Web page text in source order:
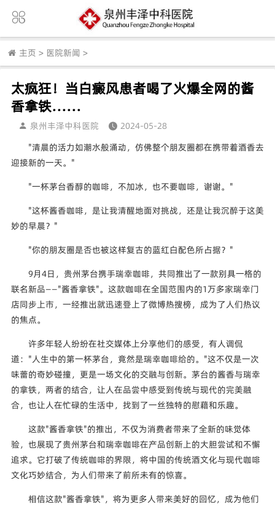
主页 > 医院新闻 >
太疯狂！当白癜风患者喝了火爆全网的酱
香拿铁……
泉州丰泽中科医院
2024-05-28
"清晨的活力如潮水般涌动，仿佛整个朋友圈都在携带着酒香去
迎接新的一天。"
"一杯茅台香醇的咖啡，不加冰，也不要咖啡，谢谢。"
"这杯酱香咖啡，是让我清醒地面对挑战，还是让我沉醉于这美
妙的早晨？"
"你的朋友圈是否也被这样复古的蓝红白配色所占据？"
9月4日，贵州茅台携手瑞幸咖啡，共同推出了一款别具一格的
联名新品——"酱香拿铁"。这款咖啡在全国范围内的1万多家瑞幸门
店同步上市，一经推出就迅速登上了微博热搜榜，成为了人们热议
的焦点。
许多年轻人纷纷在社交媒体上分享他们的感受，有人调侃
道："人生中的第一杯茅台，竟然是瑞幸咖啡给的。"这不仅是一次
味蕾的奇妙碰撞，更是一场文化的交融与创新。茅台的酱香与瑞幸
的拿铁，两者的结合，让人在品尝中感受到传统与现代的完美融
合，也让人在忙碌的生活中，找到了一丝独特的慰藉和乐趣。
这款"酱香拿铁"的推出，不仅为消费者带来了全新的味觉体
验，也展现了贵州茅台和瑞幸咖啡在产品创新上的大胆尝试和不懈
追求。它打破了传统咖啡的界限，将中国的传统酒文化与现代咖啡
文化巧妙结合，为人们带来了前所未有的惊喜。
相信这款"酱香拿铁"，将为更多人带来美好的回忆，成为他们